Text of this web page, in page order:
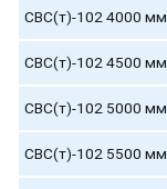
СВС(т)-102 4000 мм
СВС(т)-102 4500 мм
СВС(т)-102 5000 мм
СВС(т)-102 5500 мм